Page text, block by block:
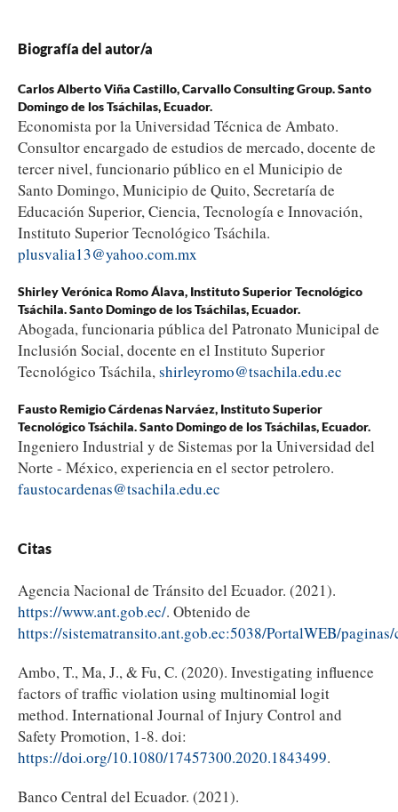
Biografía del autor/a
Carlos Alberto Viña Castillo,Carvallo Consulting Group. Santo
Domingo de los Tsáchilas, Ecuador.
Economista por la Universidad Técnica de Ambato.
Consultor encargado de estudios de mercado, docente de
tercer nivel, funcionario público en el Municipio de
Santo Domingo, Municipio de Quito, Secretaría de
Educación Superior, Ciencia, Tecnología e Innovación,
Instituto Superior Tecnológico Tsáchila.
plusvalia13@yahoo.com.mx
Shirley Verónica Romo Álava, Instituto Superior Tecnológico
Tsáchila. Santo Domingo de los Tsáchilas, Ecuador.
Abogada, funcionaria pública del Patronato Municipal de
Inclusión Social, docente en el Instituto Superior
Tecnológico Tsáchila,shirleyromo@tsachila.edu.ec
Fausto Remigio Cárdenas Narváez, Instituto Superior
Tecnológico Tsáchila. Santo Domingo de los Tsáchilas, Ecuador.
Ingeniero Industrial y de Sistemas por la Universidad del
Norte - México, experiencia en el sector petrolero.
faustocardenas@tsachila.edu.ec
Citas
Agencia Nacional de Tránsito del Ecuador. (2021).
https://www.ant.gob.ec/. Obtenido de
https://sistematransito.ant.gob.ec:5038/PortalWEB/
Ambo, T., Ma, J., & Fu, C. (2020). Investigating influence
factors of traffic violation using multinomial logit
method. International Journal of Injury Control and
Safety Promotion, 1-8. doi:
https://doi.org/10.1080/17457300.2020.1843499.
Banco Central del Ecuador. (2021).